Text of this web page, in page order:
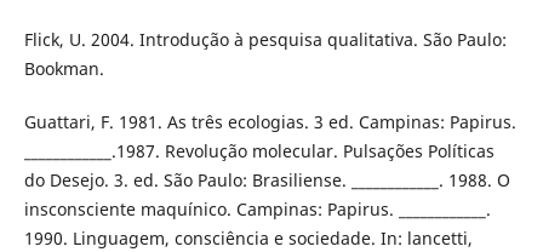
Flick, U. 2004. Introdução à pesquisa qualitativa. São Paulo:
Bookman.
Guattari, F. 1981. As três ecologias. 3 ed. Campinas: Papirus.
____________.1987. Revolução molecular. Pulsações Políticas
do Desejo. 3. ed. São Paulo: Brasiliense. ____________. 1988. O
insconsciente maquínico. Campinas: Papirus. ____________.
1990. Linguagem, consciência e sociedade. In: lancetti,